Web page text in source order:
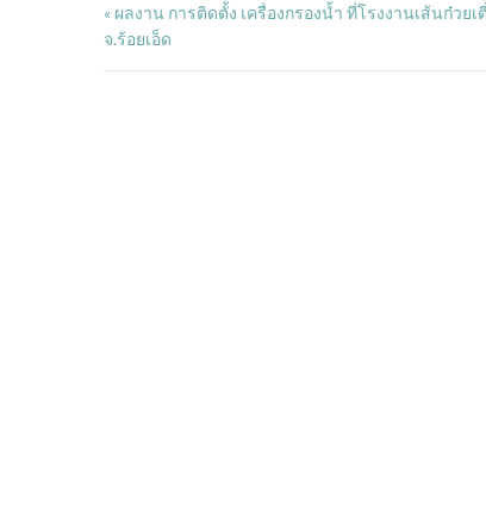
« ผลงาน การติดตั้ง เครื่องกรองน้ำ ที่โรงงานเส้นก๋วยเ
จ.ร้อยเอ็ด